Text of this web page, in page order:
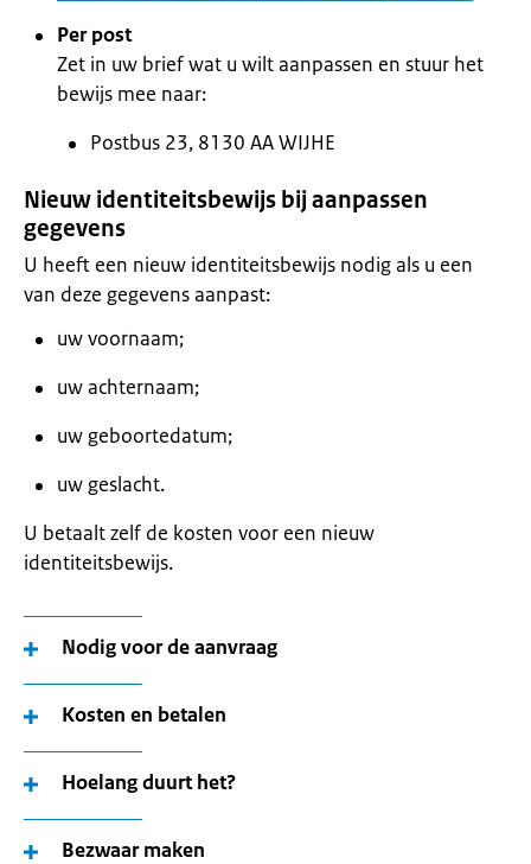
Per post
Zet in uw brief wat u wilt aanpassen en stuur het
bewijs mee naar:
Postbus 23, 8130 AA WIJHE
Nieuw identiteitsbewijs bij aanpassen
gegevens
U heeft een nieuw identiteitsbewijs nodig als u een
van deze gegevens aanpast:
uw voornaam;
uw achternaam;
uw geboortedatum;
uw geslacht.
U betaalt zelf de kosten voor een nieuw
identiteitsbewijs.
Nodig voor de aanvraag
Kosten en betalen
Hoelang duurt het?
Bezwaar maken